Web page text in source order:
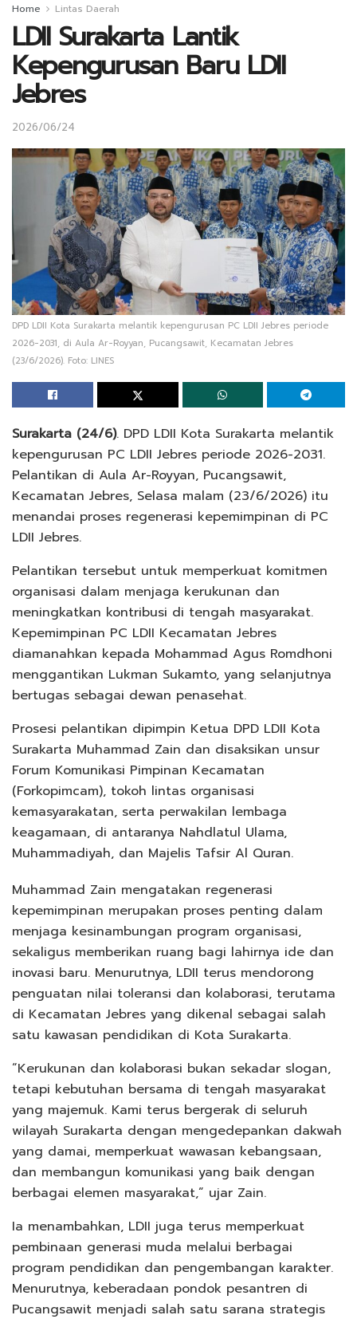
Home Lintas Daerah
LDII Surakarta Lantik
Kepengurusan Baru LDII
Jebres
2026/06/24
DPD LDII Kota Surakarta melantik kepengurusan PC LDII Jebres periode
2026-2031, di Aula Ar-Royyan, Pucangsawit, Kecamatan Jebres
(23/6/2026). Foto: LINES
Surakarta (24/6). DPD LDII Kota Surakarta melantik
kepengurusan PC LDII Jebres periode 2026-2031.
Pelantikan di Aula Ar-Royyan, Pucangsawit,
Kecamatan Jebres, Selasa malam (23/6/2026) itu
menandai proses regenerasi kepemimpinan di PC
LDII Jebres.
Pelantikan tersebut untuk memperkuat komitmen
organisasi dalam menjaga kerukunan dan
meningkatkan kontribusi di tengah masyarakat.
Kepemimpinan PC LDII Kecamatan Jebres
diamanahkan kepada Mohammad Agus Romdhoni
menggantikan Lukman Sukamto, yang selanjutnya
bertugas sebagai dewan penasehat.
Prosesi pelantikan dipimpin Ketua DPD LDII Kota
Surakarta Muhammad Zain dan disaksikan unsur
Forum Komunikasi Pimpinan Kecamatan
(Forkopimcam), tokoh lintas organisasi
kemasyarakatan, serta perwakilan lembaga
keagamaan, di antaranya Nahdlatul Ulama,
Muhammadiyah, dan Majelis Tafsir Al Quran.
Muhammad Zain mengatakan regenerasi
kepemimpinan merupakan proses penting dalam
menjaga kesinambungan program organisasi,
sekaligus memberikan ruang bagi lahirnya ide dan
inovasi baru. Menurutnya, LDII terus mendorong
penguatan nilai toleransi dan kolaborasi, terutama
di Kecamatan Jebres yang dikenal sebagai salah
satu kawasan pendidikan di Kota Surakarta.
“Kerukunan dan kolaborasi bukan sekadar slogan,
tetapi kebutuhan bersama di tengah masyarakat
yang majemuk. Kami terus bergerak di seluruh
wilayah Surakarta dengan mengedepankan dakwah
yang damai, memperkuat wawasan kebangsaan,
dan membangun komunikasi yang baik dengan
berbagai elemen masyarakat,” ujar Zain.
Ia menambahkan, LDII juga terus memperkuat
pembinaan generasi muda melalui berbagai
program pendidikan dan pengembangan karakter.
Menurutnya, keberadaan pondok pesantren di
Pucangsawit menjadi salah satu sarana strategis